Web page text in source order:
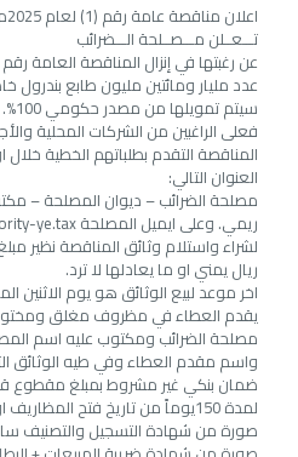
اعلان مناقصة عامة رقم (1) لعام 2025م من مصلحة الضرائب
تـــعــلن مـــصــلحة الـــضرائب
عدد مليار ومائتين مليون طابع بندرول
سيتم تمويلها من مصدر حكومي 100%.
فعلى الراغبين من الشركات المحلية
المناقصة التقدم بطلباتهم الخطية
العنوان التالي:
مصلحة الضرائب – ديوان المصلحة –
ريمي. وعلى ايميل المصلحةye.tax
ريال يمني او ما يعادلها لا ترد.
اخر موعد لبيع الوثائق هو يوم الاثنين الموافق: 29 /
يقدم العطاء في مظروف مغلق ومختوم
مصلحة الضرائب ومكتوب عليه اسم
واسم مقدم العطاء وفي طيه الوثائق
لمدة 150يوماً من تاريخ فتح المظاريف او شيك مقبول الدفع.
صورة من شهادة التسجيل والتصنيف